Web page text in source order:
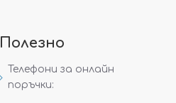
Полезно
Телефони за онлайн
поръчки: